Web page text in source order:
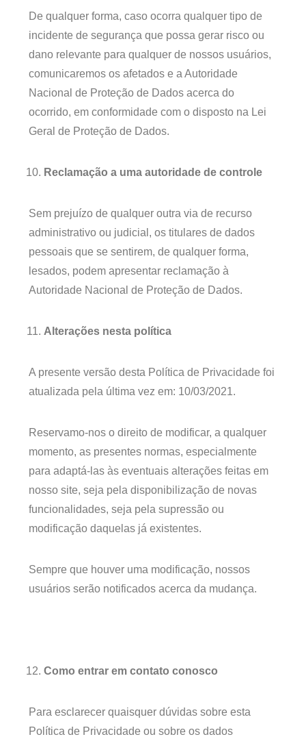
De qualquer forma, caso ocorra qualquer tipo de
incidente de segurança que possa gerar risco ou
dano relevante para qualquer de nossos usuários,
comunicaremos os afetados e a Autoridade
Nacional de Proteção de Dados acerca do
ocorrido, em conformidade com o disposto na Lei
Geral de Proteção de Dados.
Reclamação a uma autoridade de controle
Sem prejuízo de qualquer outra via de recurso
administrativo ou judicial, os titulares de dados
pessoais que se sentirem, de qualquer forma,
lesados, podem apresentar reclamação à
Autoridade Nacional de Proteção de Dados.
Alterações nesta política
A presente versão desta Política de Privacidade foi
atualizada pela última vez em: 10/03/2021.
Reservamo-nos o direito de modificar, a qualquer
momento, as presentes normas, especialmente
para adaptá-las às eventuais alterações feitas em
nosso site, seja pela disponibilização de novas
funcionalidades, seja pela supressão ou
modificação daquelas já existentes.
Sempre que houver uma modificação, nossos
usuários serão notificados acerca da mudança.
Como entrar em contato conosco
Para esclarecer quaisquer dúvidas sobre esta
Política de Privacidade ou sobre os dados